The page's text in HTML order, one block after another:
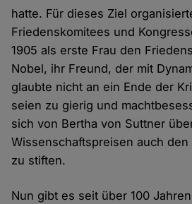
hatte. Für dieses Ziel
Friedenskomitees und
1905 als erste Frau den
Nobel, ihr Freund, der mit
glaubte nicht an ein Ende der
seien zu gierig und
sich von Bertha von Suttner
Wissenschaftspreisen auch
zu stiften.
Nun gibt es seit über 100 Jahren